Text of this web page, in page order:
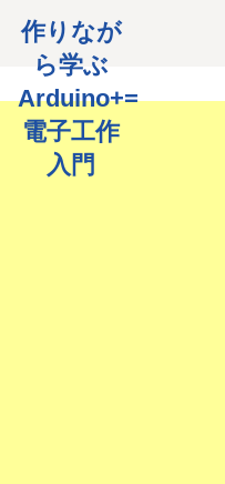
作りなが
ら学ぶ
Arduino+=
電子工作
入門